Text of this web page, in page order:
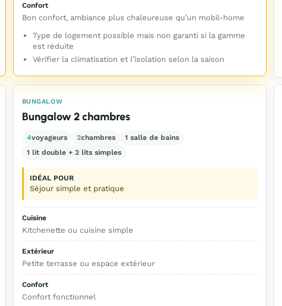
Confort
Bon confort, ambiance plus chaleureuse qu’un mobil-home
Type de logement possible mais non garanti si la gamme
est réduite
Vérifier la climatisation et l’isolation selon la saison
BUNGALOW
Bungalow 2 chambres
4voyageurs 2chambres
1 salle de bains
1 lit double + 2 lits simples
IDÉAL POUR
Séjour simple et pratique
Cuisine
Kitchenette ou cuisine simple
Extérieur
Petite terrasse ou espace extérieur
Confort
Confort fonctionnel